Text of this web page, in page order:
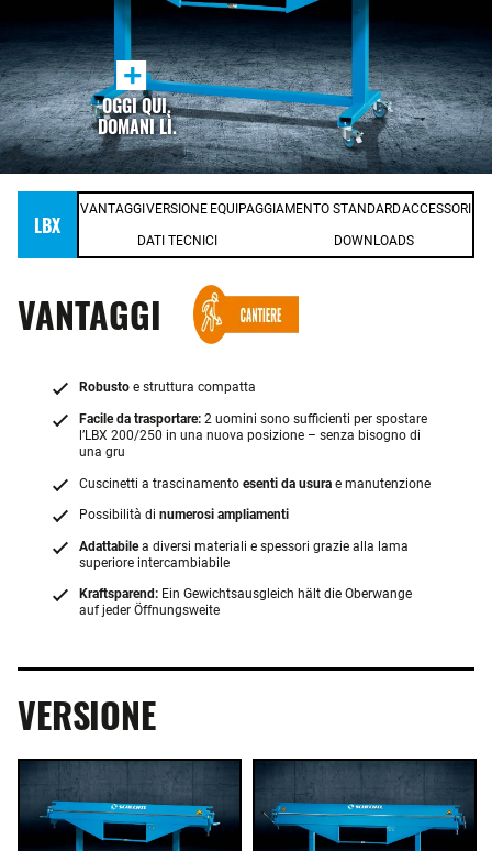
+
OGGI QUI.
DOMANI LÌ.
LBX
VANTAGGI VERSIONE EQUIPAGGIAMENTO STANDARDACCESSORI
DATI TECNICI DOWNLOADS
VANTAGGI
Robusto e struttura compatta
Facile da trasportare: 2 uomini sono sufficienti per spostare
l’LBX 200/250 in una nuova posizione – senza bisogno di
una gru
Cuscinetti a trascinamento esenti da usura e manutenzione
Possibilità di numerosi ampliamenti
Adattabilea diversi materiali e spessori grazie alla lama
superiore intercambiabile
Kraftsparend: Ein Gewichtsausgleich hält die Oberwange
auf jeder Öffnungsweite
VERSIONE